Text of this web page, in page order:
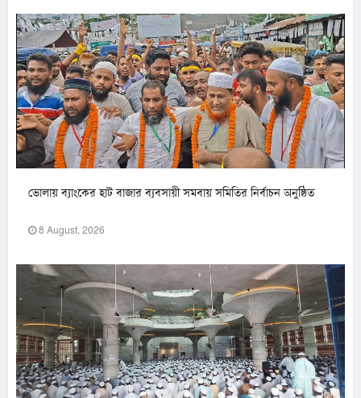
ভোলায় ব্যাংকের হাট বাজার ব্যবসায়ী সমবায় সমিতির নির্বাচন অনুষ্ঠিত
8 August, 2026